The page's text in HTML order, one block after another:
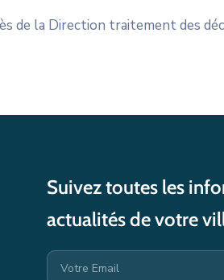
de la Direction traitement des
Suivez toutes les
actualités de votre